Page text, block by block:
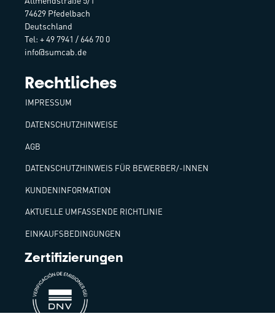
74629 Pfedelbach
Deutschland
Tel: + 49 7941 / 646 70 0
info@sumcab.de
Rechtliches
IMPRESSUM
DATENSCHUTZHINWEISE
AGB
DATENSCHUTZHINWEIS FÜR BEWERBER/-INNEN
KUNDENINFORMATION
AKTUELLE UMFASSENDE RICHTLINIE
EINKAUFSBEDINGUNGEN
Zertifizierungen